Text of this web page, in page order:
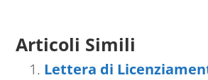
Articoli Simili
Lettera di